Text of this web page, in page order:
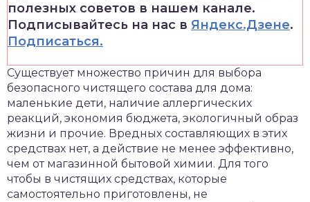
полезных советов в нашем канале.
Подписывайтесь на нас в Яндекс.Дзене.
Подписаться.
Существует множество причин для выбора
безопасного чистящего состава для дома:
маленькие дети, наличие аллергических
реакций, экономия бюджета, экологичный образ
жизни и прочие. Вредных составляющих в этих
средствах нет, а действие не менее эффективно,
чем от магазинной бытовой химии. Для того
чтобы в чистящих средствах, которые
самостоятельно приготовлены, не